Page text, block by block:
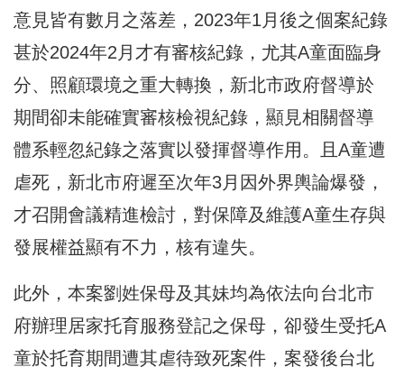
意見皆有數月之落差，2023年1月後之個案紀錄
甚於2024年2月才有審核紀錄，尤其A童面臨身
分、照顧環境之重大轉換，新北市政府督導於
期間卻未能確實審核檢視紀錄，顯見相關督導
體系輕忽紀錄之落實以發揮督導作用。且A童遭
虐死，新北市府遲至次年3月因外界輿論爆發，
才召開會議精進檢討，對保障及維護A童生存與
發展權益顯有不力，核有違失。
此外，本案劉姓保母及其妹均為依法向台北市
府辦理居家托育服務登記之保母，卻發生受托A
童於托育期間遭其虐待致死案件，案發後台北